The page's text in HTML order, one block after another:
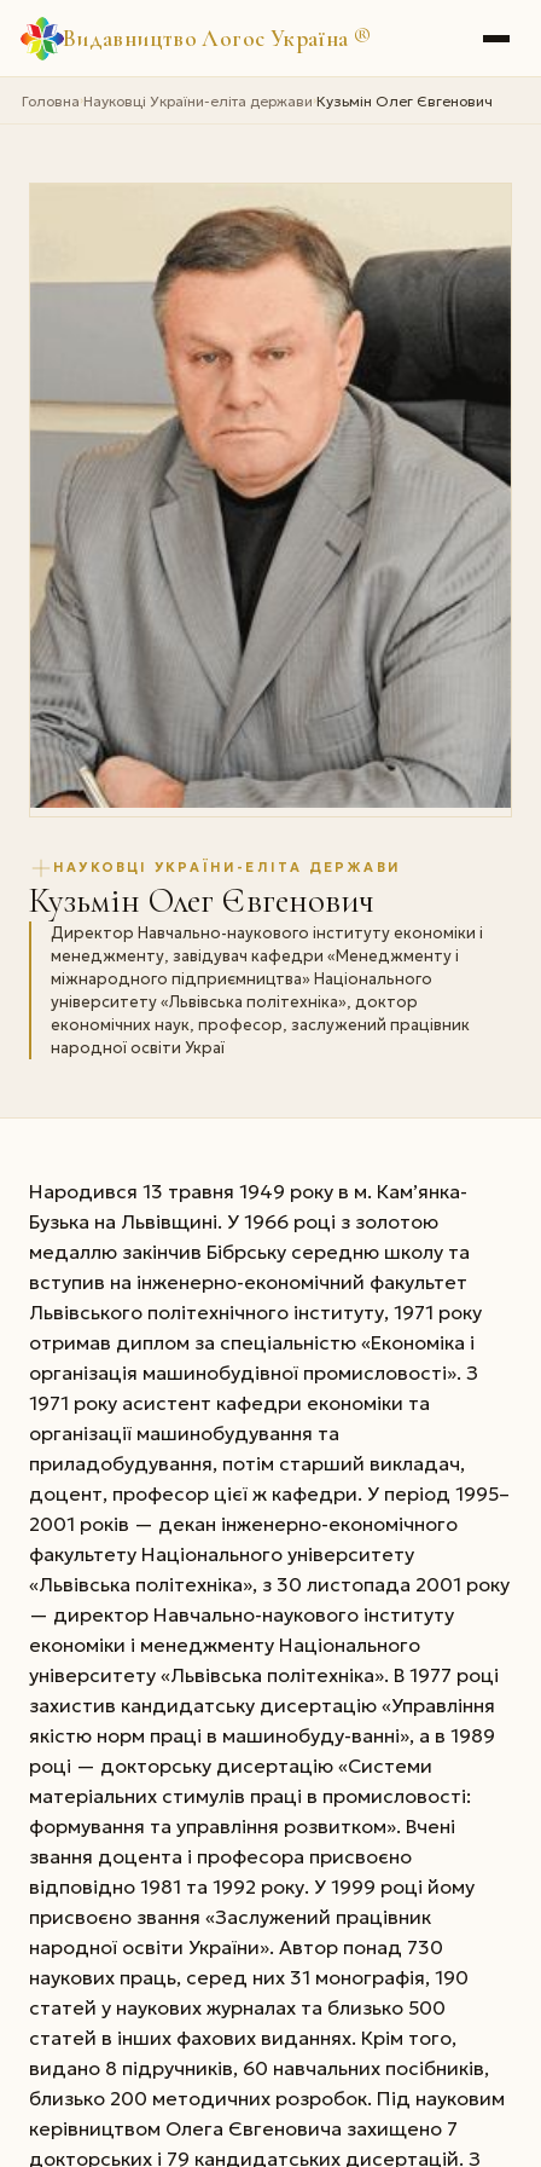
Видавництво Логос Україна ®
Головна›Науковці України-еліта держави›Кузьмін Олег Євгенович
НАУКОВЦІ УКРАЇНИ-ЕЛІТА ДЕРЖАВИ
Кузьмін Олег Євгенович
Директор Навчально-наукового інституту економіки і
менеджменту, завідувач кафедри «Менеджменту і
міжнародного підприємництва» Національного
університету «Львівська політехніка», доктор
економічних наук, професор, заслужений працівник
народної освіти Украї
Народився 13 травня 1949 року в м. Кам’янка-
Бузька на Львівщині. У 1966 році з золотою
медаллю закінчив Бібрську середню школу та
вступив на інженерно-економічний факультет
Львівського політехнічного інституту, 1971 року
отримав диплом за спеціальністю «Економіка і
організація машинобудівної промисловості». З
1971 року асистент кафедри економіки та
організації машинобудування та
приладобудування, потім старший викладач,
доцент, професор цієї ж кафедри. У період 1995–
2001 років — декан інженерно-економічного
факультету Національного університету
«Львівська політехніка», з 30 листопада 2001 року
— директор Навчально-наукового інституту
економіки і менеджменту Національного
університету «Львівська політехніка». В 1977 році
захистив кандидатську дисертацію «Управління
якістю норм праці в машинобуду-ванні», а в 1989
році — докторську дисертацію «Системи
матеріальних стимулів праці в промисловості:
формування та управління розвитком». Вчені
звання доцента і професора присвоєно
відповідно 1981 та 1992 року. У 1999 році йому
присвоєно звання «Заслужений працівник
народної освіти України». Автор понад 730
наукових праць, серед них 31 монографія, 190
статей у наукових журналах та близько 500
статей в інших фахових виданнях. Крім того,
видано 8 підручників, 60 навчальних посібників,
близько 200 методичних розробок. Під науковим
керівництвом Олега Євгеновича захищено 7
докторських і 79 кандидатських дисертацій. З